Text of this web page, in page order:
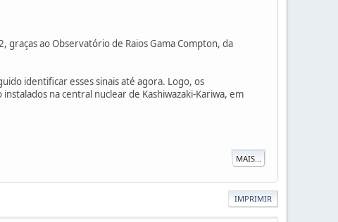
ao Observatório de Raios Gama Compton, da
identificar esses sinais até agora. Logo, os
na central nuclear de Kashiwazaki-Kariwa, em
MAIS...
IMPRIMIR